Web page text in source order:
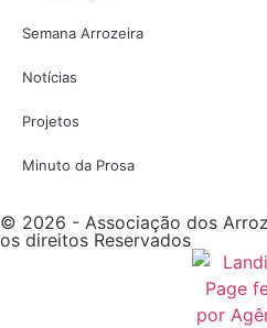
Semana Arrozeira
Notícias
Projetos
Minuto da Prosa
© 2026 - Associação dos
os direitos Reservados